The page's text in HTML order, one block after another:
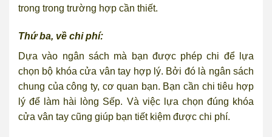
trong trong trường hợp cần thiết.
Thứ ba, về chi phí:
Dựa vào ngân sách mà bạn được phép chi để lựa
chọn bộ khóa cửa vân tay hợp lý. Bởi đó là ngân sách
chung của công ty, cơ quan bạn. Bạn cần chi tiêu hợp
lý để làm hài lòng Sếp. Và việc lựa chọn đúng khóa
cửa vân tay cũng giúp bạn tiết kiệm được chi phí.